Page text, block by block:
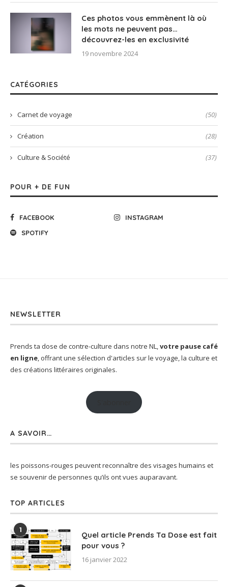
Ces photos vous emmènent là où
les mots ne peuvent pas…
découvrez-les en exclusivité
19 novembre 2024
CATÉGORIES
Carnet de voyage (50)
Création (28)
Culture & Société (37)
POUR + DE FUN
FACEBOOK
INSTAGRAM
SPOTIFY
NEWSLETTER
Prends ta dose de contre-culture dans notre NL,votre pause café
en ligne, offrant une sélection d'articles sur le voyage, la culture et
des créations littéraires originales.
A SAVOIR…
les poissons-rouges peuvent reconnaître des visages humains et
se souvenir de personnes qu’ils ont vues auparavant.
TOP ARTICLES
1
Quel article Prends Ta Dose est fait
pour vous ?
16 janvier 2022